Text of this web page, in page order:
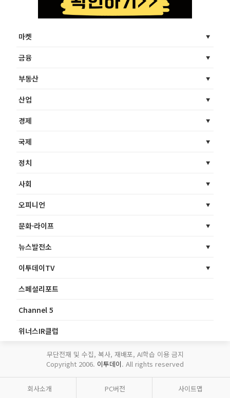
마켓
금융
부동산
산업
경제
국제
정치
사회
오피니언
문화·라이프
뉴스발전소
이투데이TV
스페셜리포트
Channel 5
위너스IR클럽
무단전재 및 수집, 복사, 재배포, AI학습 이용 금지
Copyright 2006. 이투데이. All rights reserved
회사소개 PC버전 사이트맵